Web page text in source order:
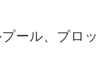
ール、ブロ